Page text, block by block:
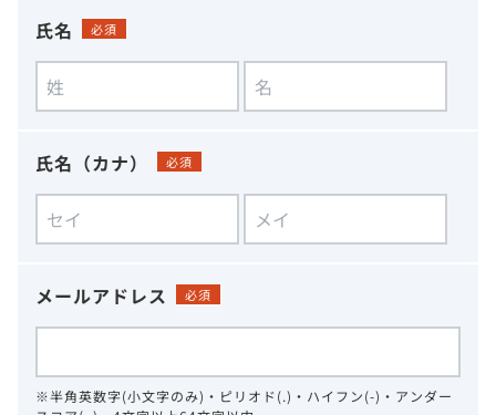
氏名 必須
氏名（カナ） 必須
メールアドレス 必須
※半角英数字(小文字のみ)・ピリオド(.)・ハイフン(-)・アンダー